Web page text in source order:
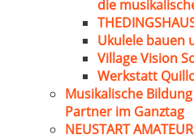
die
Ukulele bauen
Village Vision
Werkstatt
Musikalische
Partner im Ganztag
NEUSTART